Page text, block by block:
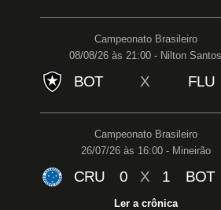
Campeonato Brasileiro
08/08/26 às 21:00 - Nilton Santos
BOT X FLU
Campeonato Brasileiro
26/07/26 às 16:00 - Mineirão
CRU 0 X 1 BOT
Ler a crônica